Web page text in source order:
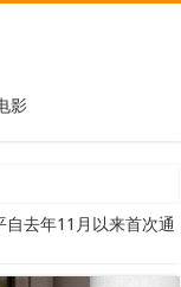
影
去年11月以来首次通